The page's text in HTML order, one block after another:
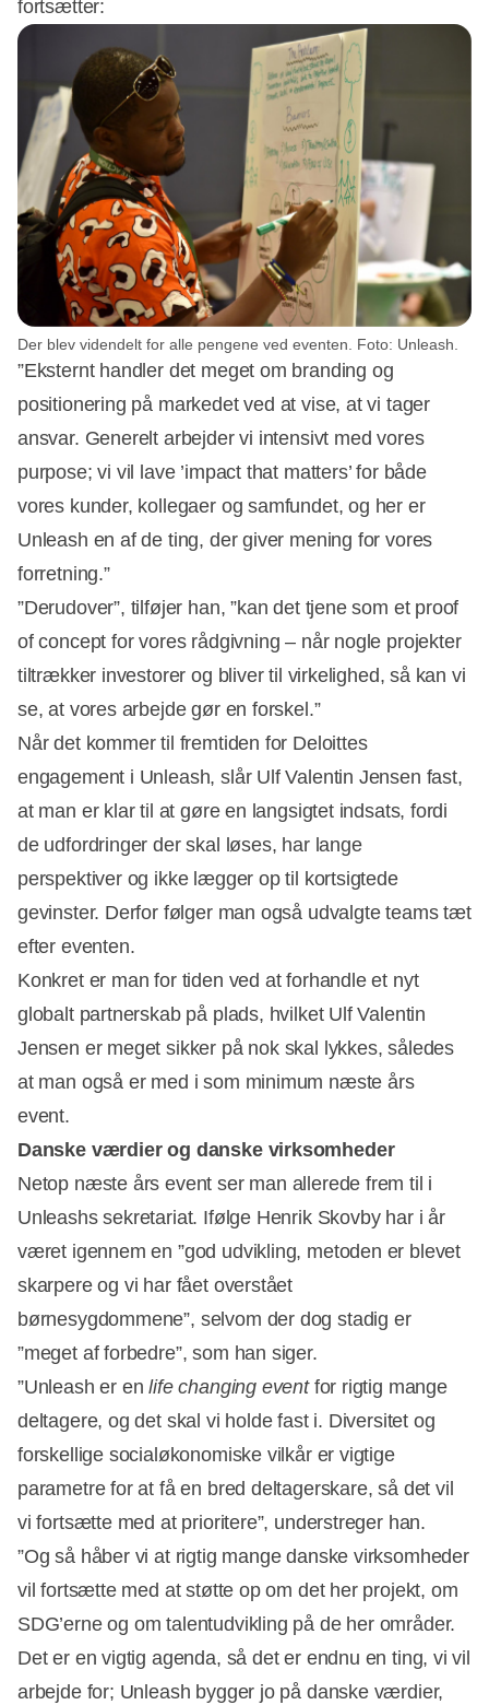
fortsætter:
Der blev videndelt for alle pengene ved eventen. Foto: Unleash.
”Eksternt handler det meget om branding og
positionering på markedet ved at vise, at vi tager
ansvar. Generelt arbejder vi intensivt med vores
purpose; vi vil lave ’impact that matters’ for både
vores kunder, kollegaer og samfundet, og her er
Unleash en af de ting, der giver mening for vores
forretning.”
”Derudover”, tilføjer han, ”kan det tjene som et proof
of concept for vores rådgivning – når nogle projekter
tiltrækker investorer og bliver til virkelighed, så kan vi
se, at vores arbejde gør en forskel.”
Når det kommer til fremtiden for Deloittes
engagement i Unleash, slår Ulf Valentin Jensen fast,
at man er klar til at gøre en langsigtet indsats, fordi
de udfordringer der skal løses, har lange
perspektiver og ikke lægger op til kortsigtede
gevinster. Derfor følger man også udvalgte teams tæt
efter eventen.
Konkret er man for tiden ved at forhandle et nyt
globalt partnerskab på plads, hvilket Ulf Valentin
Jensen er meget sikker på nok skal lykkes, således
at man også er med i som minimum næste års
event.
Danske værdier og danske virksomheder
Netop næste års event ser man allerede frem til i
Unleashs sekretariat. Ifølge Henrik Skovby har i år
været igennem en ”god udvikling, metoden er blevet
skarpere og vi har fået overstået
børnesygdommene”, selvom der dog stadig er
”meget af forbedre”, som han siger.
”Unleash er enlife changing eventfor rigtig mange
deltagere, og det skal vi holde fast i. Diversitet og
forskellige socialøkonomiske vilkår er vigtige
parametre for at få en bred deltagerskare, så det vil
vi fortsætte med at prioritere”, understreger han.
”Og så håber vi at rigtig mange danske virksomheder
vil fortsætte med at støtte op om det her projekt, om
SDG’erne og om talentudvikling på de her områder.
Det er en vigtig agenda, så det er endnu en ting, vi vil
arbejde for; Unleash bygger jo på danske værdier,